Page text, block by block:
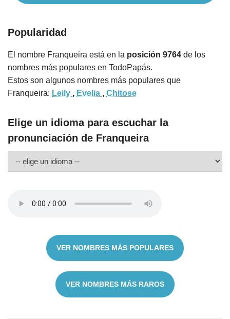
Popularidad
El nombre Franqueira está en la posición 9764 de los
nombres más populares en TodoPapás.
Estos son algunos nombres más populares que
Franqueira: Leily , Evelia , Chitose
Elige un idioma para escuchar la
pronunciación de Franqueira
VER NOMBRES MÁS POPULARES
VER NOMBRES MÁS RAROS